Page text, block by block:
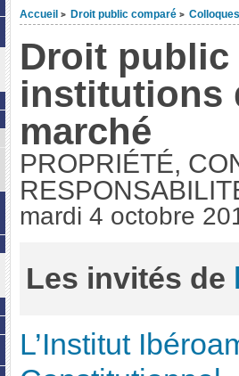
Accueil > Droit public comparé >
Droit public
institutions
marché
PROPRIÉTÉ,
mardi 4 octobre
Les invités de
L’Institut